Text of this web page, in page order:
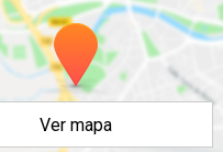
Ver mapa